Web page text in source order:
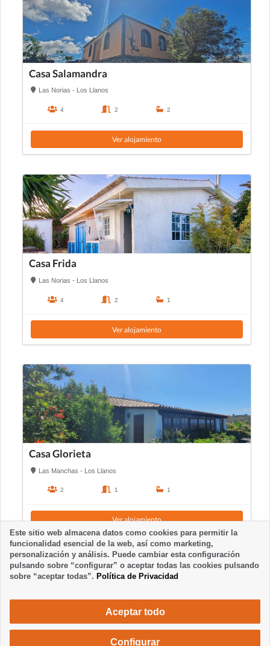
Casa Salamandra
Las Norias - Los Llanos
4 2 2
Ver alojamiento
Casa Frida
Las Norias - Los Llanos
4 2 1
Ver alojamiento
Casa Glorieta
Las Manchas - Los Llanos
2 1 1
Ver alojamiento
Este sitio web almacena datos como cookies para permitir la
funcionalidad esencial de la web, así como marketing,
personalización y análisis. Puede cambiar esta configuración
pulsando sobre “configurar” o aceptar todas las cookies pulsando
sobre “aceptar todas”. Política de Privacidad
Aceptar todo
Configurar